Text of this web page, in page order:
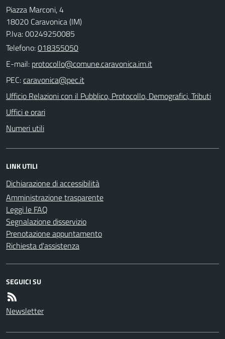
Piazza Marconi, 4
18020 Caravonica (IM)
P.Iva: 00249250085
Telefono:018355050
E-mail:
PEC:
Ufficio Relazioni con il Pubblico, Protocollo, Demografici, Tributi
Uffici e orari
Numeri utili
LINK UTILI
Dichiarazione di accessibilità
Amministrazione trasparente
Leggi le FAQ
Segnalazione disservizio
Prenotazione appuntamento
Richiesta d'assistenza
SEGUICI SU
Newsletter